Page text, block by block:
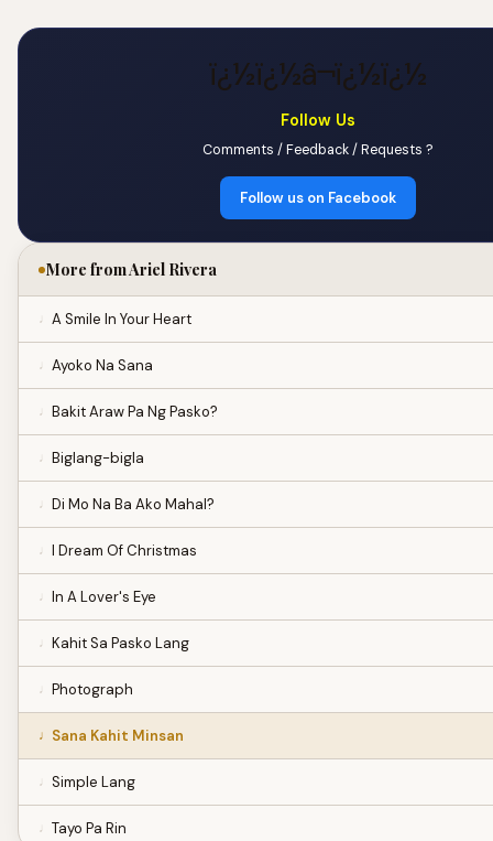
ï¿½ï¿½â¬ï¿½ï¿½
Follow Us
Comments / Feedback / Requests ?
Follow us on Facebook
More from Ariel Rivera
A Smile In Your Heart
Ayoko Na Sana
Bakit Araw Pa Ng Pasko?
Biglang-bigla
Di Mo Na Ba Ako Mahal?
I Dream Of Christmas
In A Lover's Eye
Kahit Sa Pasko Lang
Photograph
Sana Kahit Minsan
Simple Lang
Tayo Pa Rin